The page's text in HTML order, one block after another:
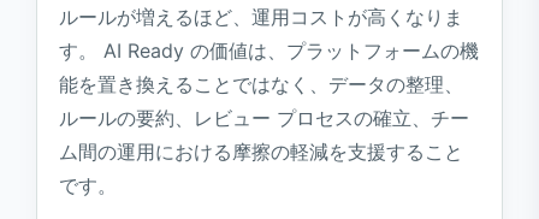
ルールが増えるほど、運用コストが高くなりま
す。 AI Ready の価値は、プラットフォームの機
能を置き換えることではなく、データの整理、
ルールの要約、レビュー プロセスの確立、チー
ム間の運用における摩擦の軽減を支援すること
です。